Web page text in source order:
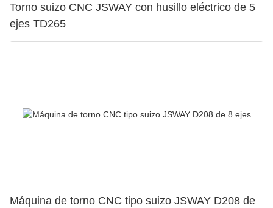
Torno suizo CNC JSWAY con husillo eléctrico de 5
ejes TD265
Máquina de torno CNC tipo suizo JSWAY D208 de